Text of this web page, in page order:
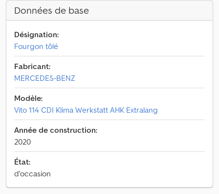
Données de base
Désignation:
Fourgon tôlé
Fabricant:
MERCEDES-BENZ
Modèle:
Vito 114 CDI Klima Werkstatt AHK Extralang
Année de construction:
2020
État:
d'occasion